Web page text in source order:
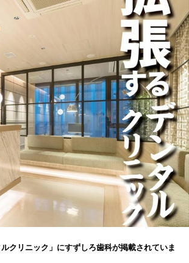
クリニック」にすずしろ歯科が掲載されていま